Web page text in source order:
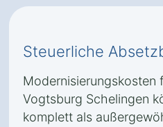
Steuerliche
Modernisierungskosten
Vogtsburg Schelingen
komplett als